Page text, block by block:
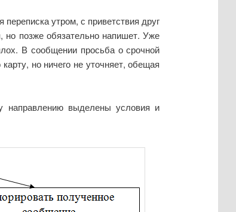
утром, с приветствия друг
позже обязательно напишет. Уже
В сообщении просьба о срочной
но ничего не уточняет, обещая
направлению выделены условия и